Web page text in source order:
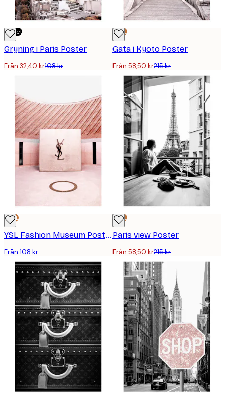
Outlet
Gryning i Paris Poster
Från 32,40 kr108 kr
DEAL
Gata i Kyoto Poster
Från 58,50 kr215 kr
DEAL
YSL Fashion Museum Poster
Från 108 kr
DEAL
Paris view Poster
Från 58,50 kr215 kr